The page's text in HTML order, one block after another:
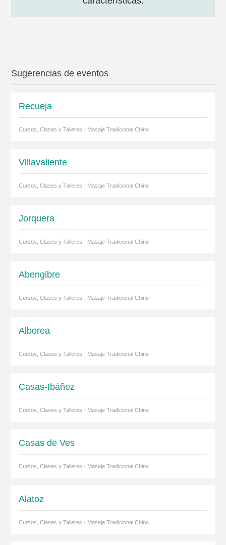
Sugerencias de eventos
Recueja
Cursos, Clases y Talleres · Masaje Tradicional Chino
Villavaliente
Cursos, Clases y Talleres · Masaje Tradicional Chino
Jorquera
Cursos, Clases y Talleres · Masaje Tradicional Chino
Abengibre
Cursos, Clases y Talleres · Masaje Tradicional Chino
Alborea
Cursos, Clases y Talleres · Masaje Tradicional Chino
Casas-Ibáñez
Cursos, Clases y Talleres · Masaje Tradicional Chino
Casas de Ves
Cursos, Clases y Talleres · Masaje Tradicional Chino
Alatoz
Cursos, Clases y Talleres · Masaje Tradicional Chino